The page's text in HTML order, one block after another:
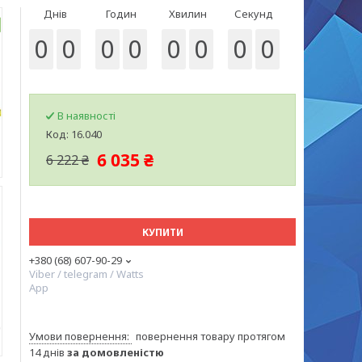
Днів
0 0
Годин
0 0
Хвилин
0 0
Секунд
0 0
В наявності
Код: 16.040
6 222 ₴ 6 035 ₴
КУПИТИ
+380 (68) 607-90-29
Viber / telegram / Watts
App
повернення товару протягом
14 днів за домовленістю